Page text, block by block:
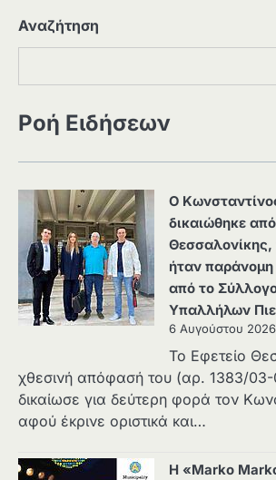
Αναζήτηση
Ροή Ειδήσεων
Ο
δικαιώθηκε
Θεσσαλονίκης,
ήταν
από το
Υπαλλήλων
6 Αυγούστου 2026
Το Εφετείο
χθεσινή απόφασή του (αρ. 1383/
δικαίωσε για δεύτερη φορά τον
αφού έκρινε οριστικά και…
Η «Marko